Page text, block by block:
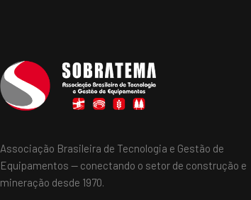
Associação Brasileira de Tecnologia e Gestão de
Equipamentos — conectando o setor de construção e
mineração desde 1970.